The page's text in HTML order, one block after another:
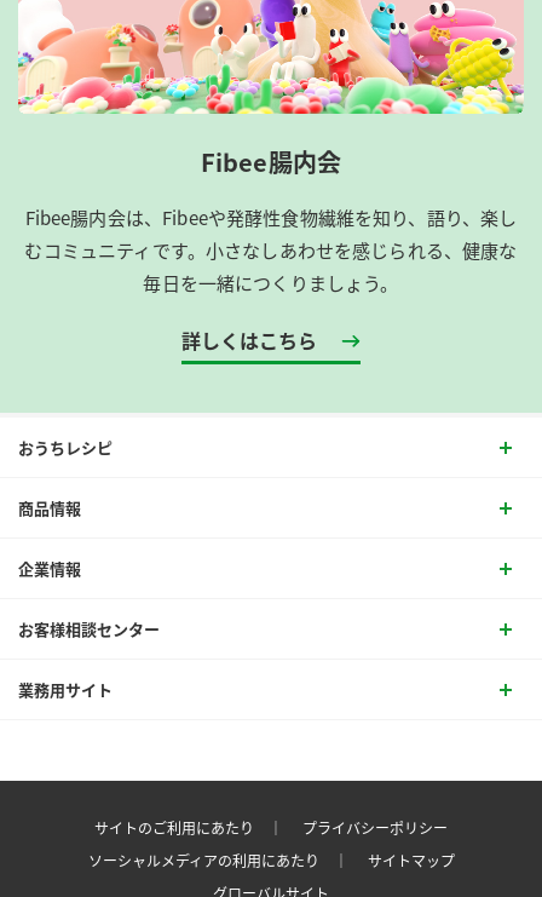
Fibee腸内会
Fibee腸内会は、​Fibeeや発酵性食物繊維を知り、語り、楽し
むコミュニティです。​小さなしあわせを感じられる、健康な
毎日を一緒につくりましょう。
詳しくはこちら
おうちレシピ
商品情報
企業情報
お客様相談センター
業務用サイト
サイトのご利用にあたり ｜
プライバシーポリシー
ソーシャルメディアの利用にあたり ｜
サイトマップ
グローバルサイト